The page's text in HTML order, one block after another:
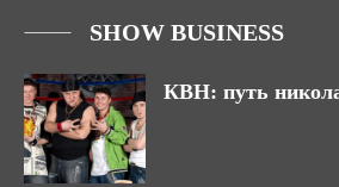
SHOW BUSINESS
КВН: путь